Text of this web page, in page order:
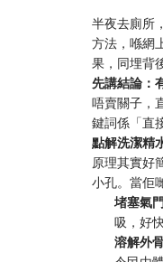
半夜去廁所
方法，喺網
果，同埋背
先講結論：
唔賣關子，
鍵詞係「直
點解洗潔精
原理其實好
小孔。當佢
堵塞氣
吸，好
溶解外